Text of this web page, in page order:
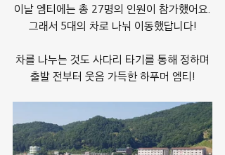
이날 엠티에는 총 27명의 인원이 참가했어요.
그래서 5대의 차로 나눠 이동했답니다!
차를 나누는 것도 사다리 타기를 통해 정하며
출발 전부터 웃음 가득한 하푸머 엠티!